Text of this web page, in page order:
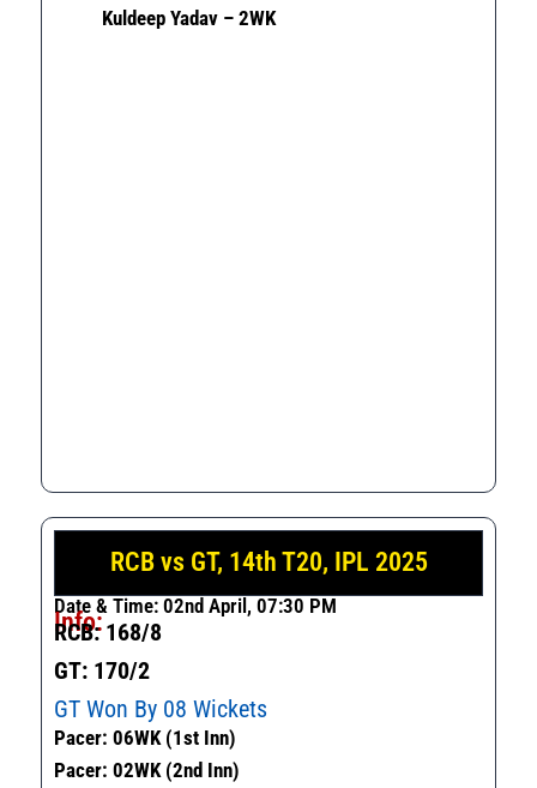
Kuldeep Yadav – 2WK
RCB vs GT, 14th T20, IPL 2025
Date & Time: 02nd April, 07:30 PM
Info:
RCB: 168/8
GT: 170/2
GT Won By 08 Wickets
Pacer: 06WK (1st Inn)
Pacer: 02WK (2nd Inn)